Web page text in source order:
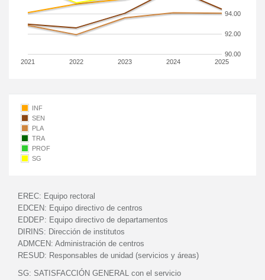
2021 2022 2023 2024 2025
90.00
92.00
94.00
INF
SEN
PLA
TRA
PROF
SG
EREC: Equipo rectoral
EDCEN: Equipo directivo de centros
EDDEP: Equipo directivo de departamentos
DIRINS: Dirección de institutos
ADMCEN: Administración de centros
RESUD: Responsables de unidad (servicios y áreas)
SG: SATISFACCIÓN GENERAL con el servicio